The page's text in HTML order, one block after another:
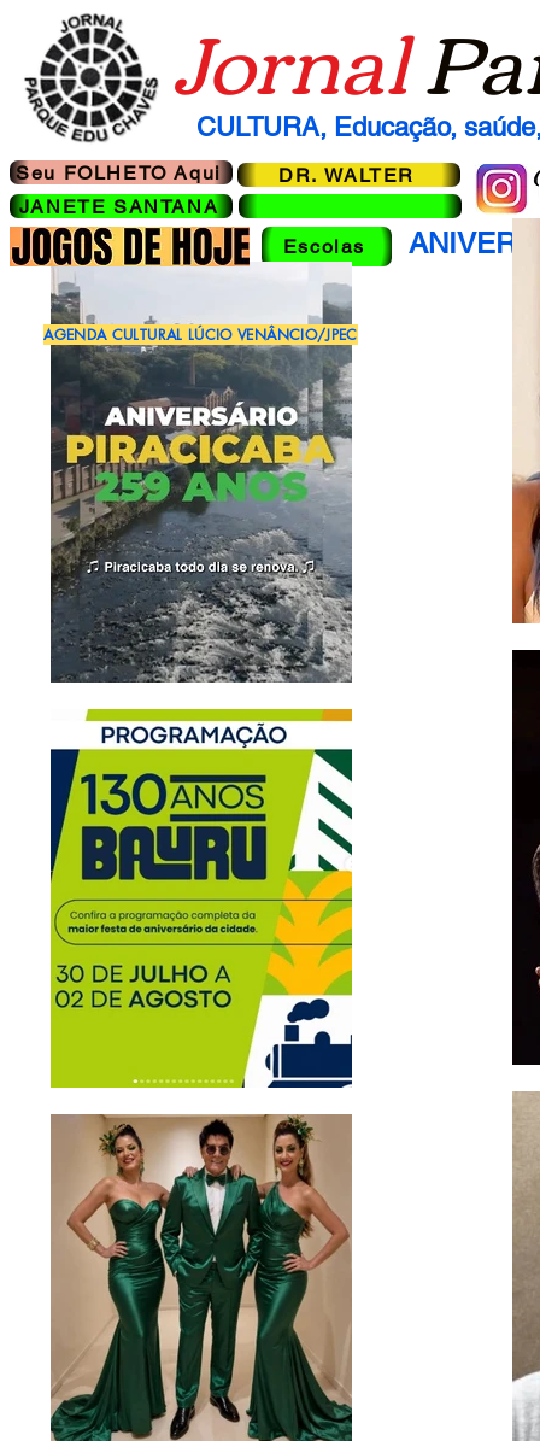
Jornal
CULTURA, Educação,
Seu FOLHETO Aqui
Escolas
AGENDA CULTURAL LÚCIO VENÂNCIO/JPEC
JANETE SANTANA
DR. WALTER